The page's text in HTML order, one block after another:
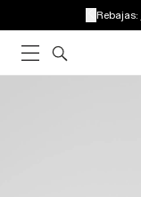
Rebajas: